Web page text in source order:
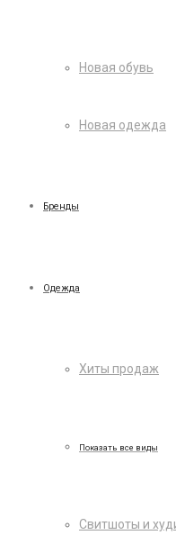
Новая обувь
Новая одежда
Бренды
Одежда
Хиты продаж
Показать все виды
Свитшоты и